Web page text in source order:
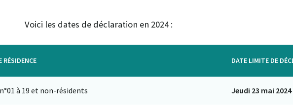
Voici les dates de déclaration en 2024 :
RÉSIDENCE DATE LIMITE DE
à 19 et non-résidents Jeudi 23 mai